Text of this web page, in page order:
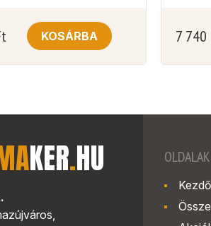
KOSÁRBA 7 740
KER.HU OLDALAK